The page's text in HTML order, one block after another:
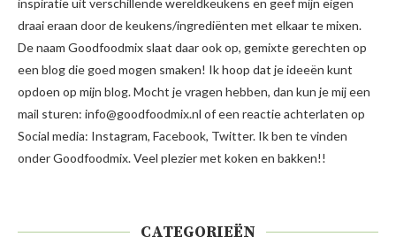
draai eraan door de keukens/ingrediënten met elkaar te mixen.
De naam Goodfoodmix slaat daar ook op, gemixte gerechten op
een blog die goed mogen smaken! Ik hoop dat je ideeën kunt
opdoen op mijn blog. Mocht je vragen hebben, dan kun je mij een
mail sturen: info@goodfoodmix.nl of een reactie achterlaten op
Social media: Instagram, Facebook, Twitter. Ik ben te vinden
onder Goodfoodmix. Veel plezier met koken en bakken!!
CATEGORIEËN